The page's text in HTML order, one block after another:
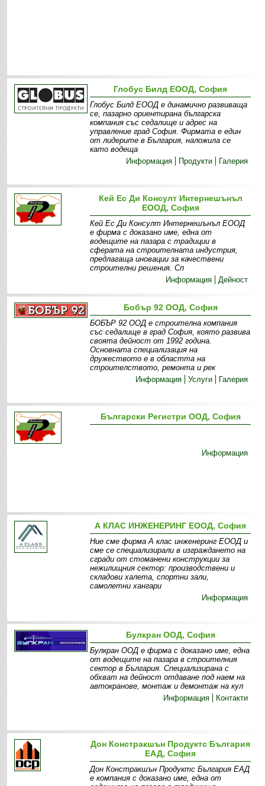
Глобус Билд ЕООД, София
Глобус Билд ЕООД е динамично развиваща
се, пазарно ориентирана българска
компания със седалище и адрес на
управление град София. Фирмата е един
от лидерите в България, наложила се
като водеща
Информация
Продукти Галерия
Кей Ес Ди Консулт Интернешънъл
ЕООД, София
Кей Ес Ди Консулт Интернешънъл ЕООД
е фирма с доказано име, една от
водещите на пазара с традиции в
сферата на строителната индустрия,
предлагаща иновации за качествени
строителни решения. Сп
Информация
Дейност
Бобър 92 ООД, София
БОБЪР 92 ООД е строителна компания
със седалище в град София, която развива
своята дейност от 1992 година.
Основната специализация на
дружеството е в областта на
строителството, ремонта и рек
Информация
Услуги Галерия
Български Регистри ООД, София
Информация
А КЛАС ИНЖЕНЕРИНГ ЕООД, София
Ние сме фирма А клас инженеринг ЕООД и
сме се специализирали в изграждането на
сгради от стоманени конструкции за
нежилищния сектор: производствени и
складови халета, спортни зали,
самолетни хангари
Информация
Булкран ООД, София
Булкран ООД е фирма с доказано име, една
от водещите на пазара в строителния
сектор в България. Специализирана с
обхват на дейност отдаване под наем на
автокранове, монтаж и демонтаж на кул
Информация
Контакти
Дон Констракшън Продуктс България
ЕАД, София
Дон Констракшън Продуктс България ЕАД
е компания с доказано име, една от